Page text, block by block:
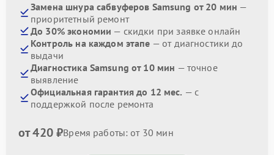
Замена шнура сабвуферов Samsung от 20 мин —
приоритетный ремонт
До 30% экономии — скидки при заявке онлайн
Контроль на каждом этапе — от диагностики до
выдачи
Диагностика Samsung от 10 мин — точное
выявление
Официальная гарантия до 12 мес. — с
поддержкой после ремонта
от 420 ₽Время работы: от 30 мин